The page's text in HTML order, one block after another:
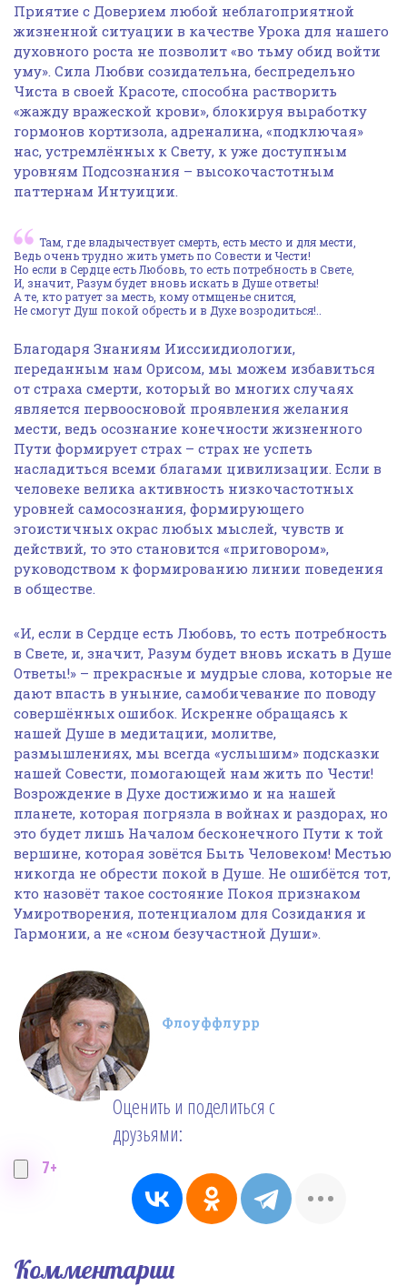
Приятие с Доверием любой неблагоприятной
жизненной ситуации в качестве Урока для нашего
духовного роста не позволит «во тьму обид войти
уму». Сила Любви созидательна, беспредельно
Чиста в своей Красоте, способна растворить
«жажду вражеской крови», блокируя выработку
гормонов кортизола, адреналина, «подключая»
нас, устремлённых к Свету, к уже доступным
уровням Подсознания – высокочастотным
паттернам Интуиции.
Там, где владычествует смерть, есть место и для мести,
Ведь очень трудно жить уметь по Совести и Чести!
Но если в Сердце есть Любовь, то есть потребность в Свете,
И, значит, Разум будет вновь искать в Душе ответы!
А те, кто ратует за месть, кому отмщенье снится,
Не смогут Душ покой обресть и в Духе возродиться!..
Благодаря Знаниям Ииссиидиологии,
переданным нам Орисом, мы можем избавиться
от страха смерти, который во многих случаях
является первоосновой проявления желания
мести, ведь осознание конечности жизненного
Пути формирует страх – страх не успеть
насладиться всеми благами цивилизации. Если в
человеке велика активность низкочастотных
уровней самосознания, формирующего
эгоистичных окрас любых мыслей, чувств и
действий, то это становится «приговором»,
руководством к формированию линии поведения
в обществе.
«И, если в Сердце есть Любовь, то есть потребность
в Свете, и, значит, Разум будет вновь искать в Душе
Ответы!» – прекрасные и мудрые слова, которые не
дают впасть в уныние, самобичевание по поводу
совершённых ошибок. Искренне обращаясь к
нашей Душе в медитации, молитве,
размышлениях, мы всегда «услышим» подсказки
нашей Совести, помогающей нам жить по Чести!
Возрождение в Духе достижимо и на нашей
планете, которая погрязла в войнах и раздорах, но
это будет лишь Началом бесконечного Пути к той
вершине, которая зовётся Быть Человеком! Местью
никогда не обрести покой в Душе. Не ошибётся тот,
кто назовёт такое состояние Покоя признаком
Умиротворения, потенциалом для Созидания и
Гармонии, а не «сном безучастной Души».
Флоуффлурр
7+
Оценить и поделиться с
друзьями:
Комментарии